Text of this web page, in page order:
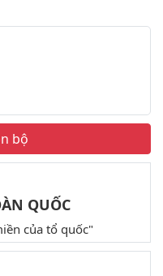
bộ
QUỐC
của tổ quốc"